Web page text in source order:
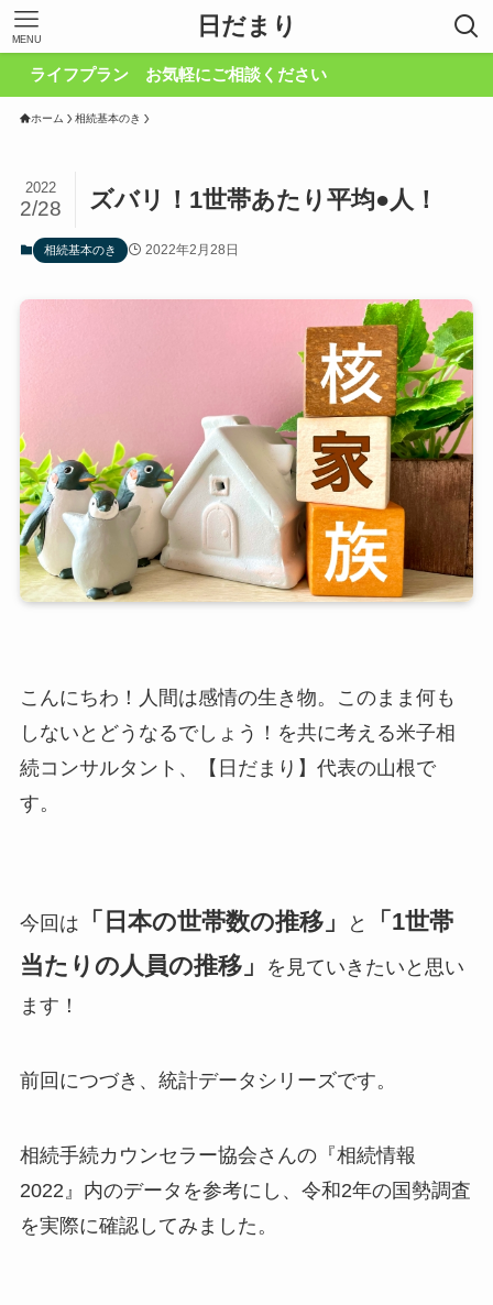
日だまり
MENU
フプラン お気軽にご相談ください
ホーム 相続基本のき
ズバリ！1世帯あたり平均●人！
2022
2/28
相続基本のき 2022年2月28日
こんにちわ！人間は感情の生き物。このまま何も
しないとどうなるでしょう！を共に考える米子相
続コンサルタント、【日だまり】代表の山根で
す。
今回は 「日本の世帯数の推移」 と
「1世帯
当たりの人員の推移」
を見ていきたいと思い
ます！
前回につづき、統計データシリーズです。
相続手続カウンセラー協会さんの『相続情報
2022』内のデータを参考にし、令和2年の国勢調査
を実際に確認してみました。